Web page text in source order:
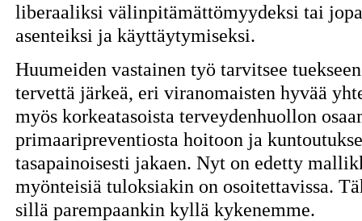
liberaaliksi välinpitämättömyydeksi tai
asenteiksi ja käyttäytymiseksi.
Huumeiden vastainen työ tarvitsee
tervettä järkeä, eri viranomaisten hyvää
myös korkeatasoista terveydenhuollon
primaaripreventiosta hoitoon ja
tasapainoisesti jakaen. Nyt on edetty
myönteisiä tuloksiakin on osoitettavissa.
sillä parempaankin kyllä kykenemme.